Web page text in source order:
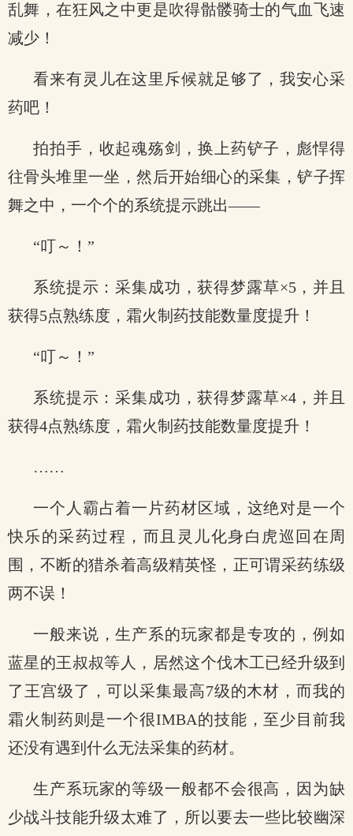
乱舞，在狂风之中更是吹得骷髅骑士的气血飞速
减少！
看来有灵儿在这里斥候就足够了，我安心采
药吧！
拍拍手，收起魂殇剑，换上药铲子，彪悍得
往骨头堆里一坐，然后开始细心的采集，铲子挥
舞之中，一个个的系统提示跳出——
“叮～！”
系统提示：采集成功，获得梦露草×5，并且
获得5点熟练度，霜火制药技能数量度提升！
“叮～！”
系统提示：采集成功，获得梦露草×4，并且
获得4点熟练度，霜火制药技能数量度提升！
……
一个人霸占着一片药材区域，这绝对是一个
快乐的采药过程，而且灵儿化身白虎巡回在周
围，不断的猎杀着高级精英怪，正可谓采药练级
两不误！
一般来说，生产系的玩家都是专攻的，例如
蓝星的王叔叔等人，居然这个伐木工已经升级到
了王宫级了，可以采集最高7级的木材，而我的
霜火制药则是一个很IMBA的技能，至少目前我
还没有遇到什么无法采集的药材。
生产系玩家的等级一般都不会很高，因为缺
少战斗技能升级太难了，所以要去一些比较幽深